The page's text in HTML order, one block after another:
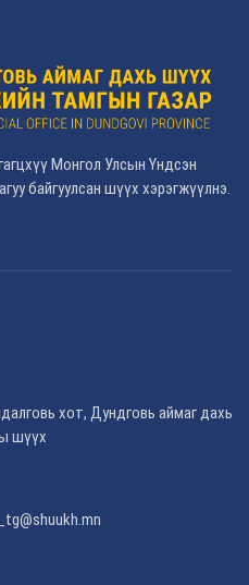
Монгол Улсын Үндсэн
байгуулсан шүүх хэрэгжүүлнэ.
хот, Дундговь аймаг дахь
шүүх